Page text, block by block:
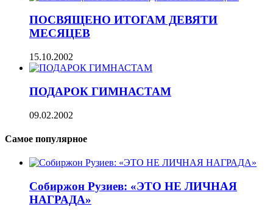
ПОСВЯЩЕНО ИТОГАМ ДЕВЯТИ
МЕСЯЦЕВ
15.10.2002
ПОДАРОК ГИМНАСТАМ
09.02.2002
Самое популярное
Собиржон Рузиев: «ЭТО НЕ ЛИЧНАЯ
НАГРАДА»